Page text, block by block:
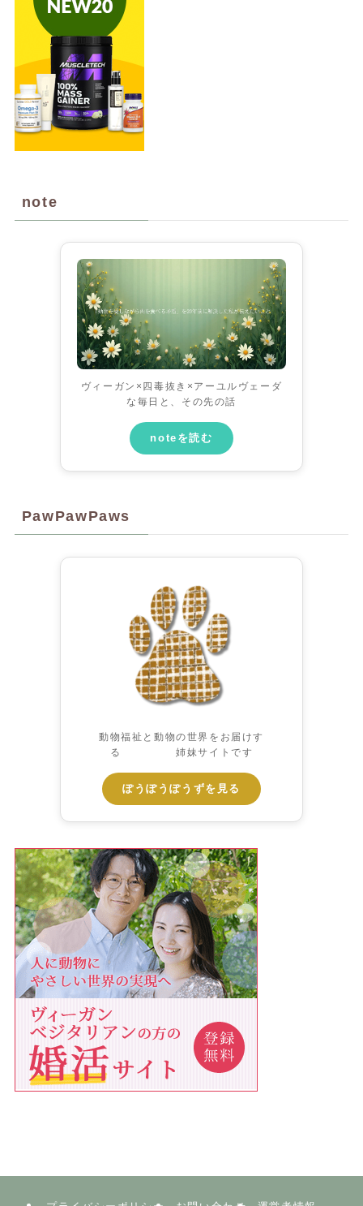
note
ヴィーガン×四毒抜き×アーユルヴェーダ
な毎日と、その先の話
noteを読む
PawPawPaws
動物福祉と動物の世界をお届けす
る 姉妹サイトです
ぽうぽうぽうずを見る